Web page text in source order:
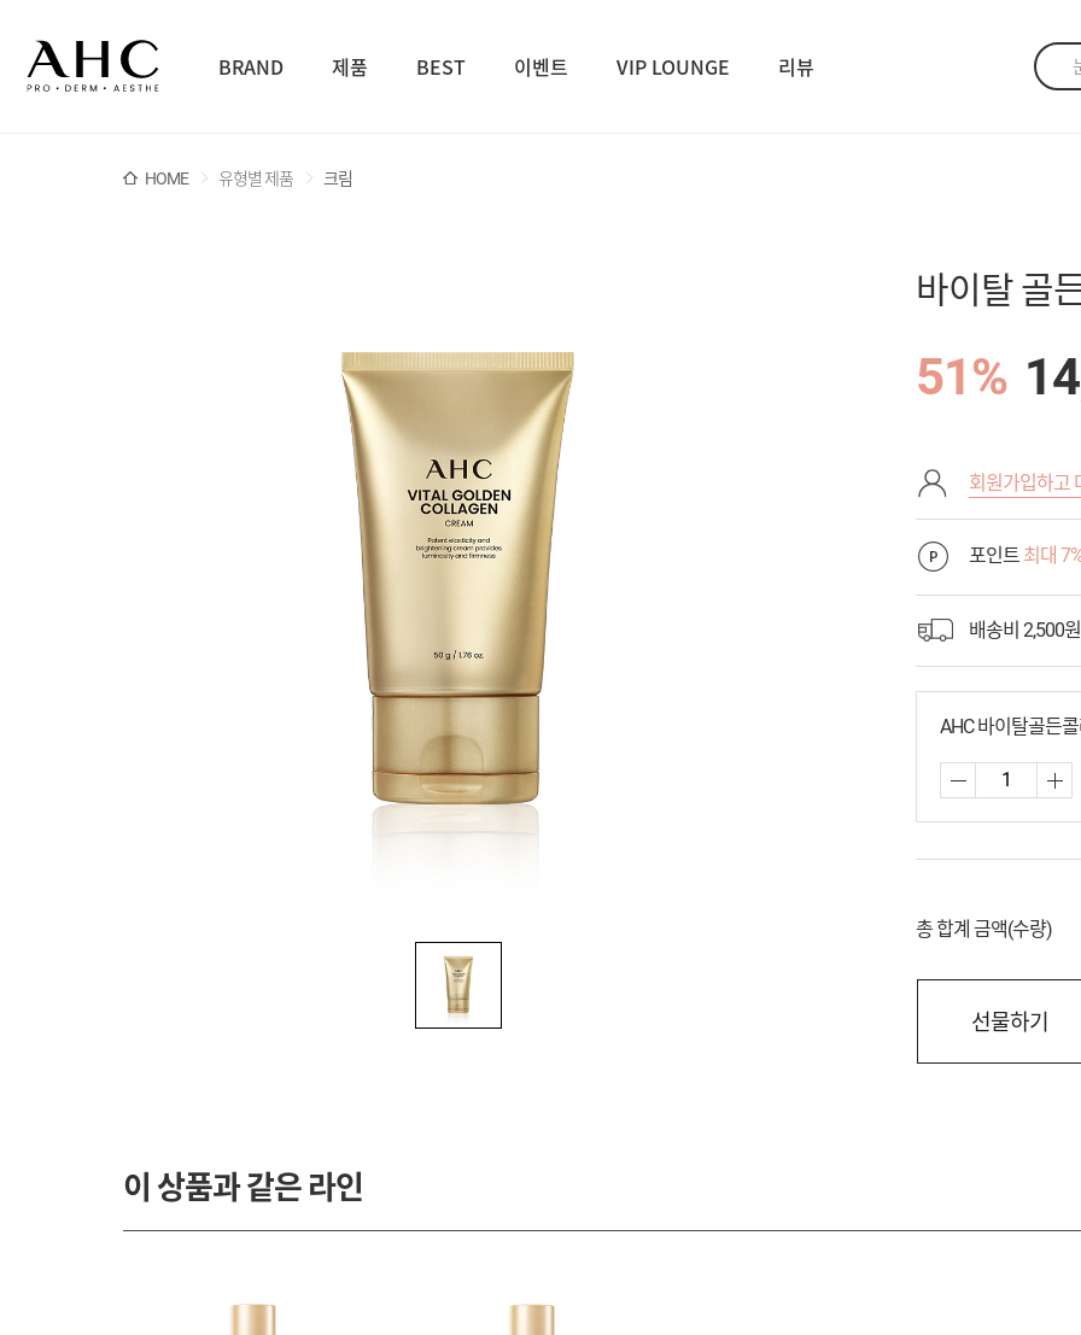
BRAND 제품 BEST 이벤트 VIP LOUNGE 리뷰
HOME 유형별 제품 크림
바이탈 골
51%
회원가입하고
포인트 최대
배송비 2,500
AHC 바이탈골든
총 합계 금액(수량)
선물하기
이 상품과 같은 라인